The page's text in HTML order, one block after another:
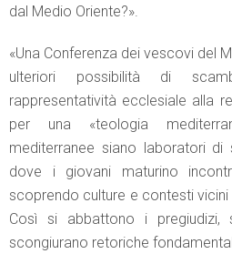
dal Medio Oriente?».
«Una Conferenza dei vescovi del
ulteriori possibilità di
rappresentatività ecclesiale alla
per una «teologia
mediterranee siano laboratori
dove i giovani maturino
scoprendo culture e contesti
Così si abbattono i
scongiurano retoriche